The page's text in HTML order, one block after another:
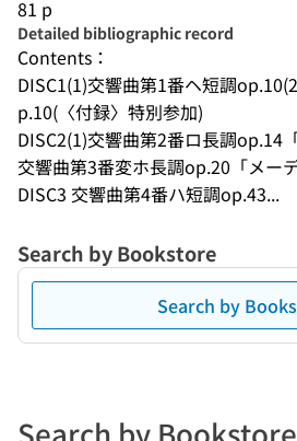
81 p
Detailed bibliographic record
Contents：
DISC1(1)交響曲第1番ヘ短調
p.10(〈付録〉特別参加)
DISC2(1)交響曲第2番ロ長調op.14
交響曲第3番変ホ長調op.20「メーデ
DISC3 交響曲第4番ハ短調op.43...
Search by Bookstore
Search by
Search by Bookstore